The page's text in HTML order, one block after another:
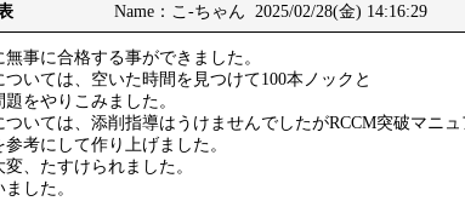
Name：こ-ちゃん 2025/02/28(金) 14:16:29
事に合格する事ができました。
ついては、空いた時間を見つけて100本ノックと
をやりこみました。
ついては、添削指導はうけませんでしたがRCCM突破マニュ
考にして作り上げました。
、たすけられました。
した。